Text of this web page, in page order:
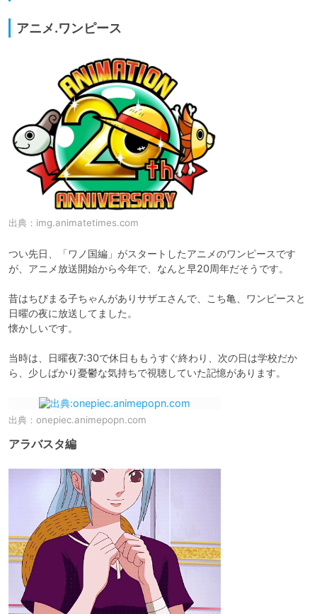
アニメ.ワンピース
出典： img.animatetimes.com
つい先日、「ワノ国編」がスタートしたアニメのワンピースです
が、アニメ放送開始から今年で、なんと早20周年だそうです。
昔はちびまる子ちゃんがありサザエさんで、こち亀、ワンピースと
日曜の夜に放送してました。
懐かしいです。
当時は、日曜夜7:30で休日ももうすぐ終わり、次の日は学校だか
ら、少しばかり憂鬱な気持ちで視聴していた記憶があります。
出典： onepiec.animepopn.com
アラバスタ編